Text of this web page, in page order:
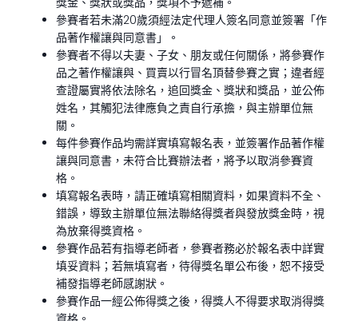
參賽者若未滿20歲須經法定代理人簽名同意並簽署「作
品著作權讓與同意書」。
參賽者不得以夫妻、子女、朋友或任何關係，將參賽作
品之著作權讓與、買賣以行冒名頂替參賽之實；違者經
查證屬實將依法除名，追回獎金、獎狀和獎品，並公佈
姓名，其觸犯法律應負之責自行承擔，與主辦單位無
關。
每件參賽作品均需詳實填寫報名表，並簽署作品著作權
讓與同意書，未符合比賽辦法者，將予以取消參賽資
格。
填寫報名表時，請正確填寫相關資料，如果資料不全、
錯誤，導致主辦單位無法聯絡得獎者與發放獎金時，視
為放棄得獎資格。
參賽作品若有指導老師者，參賽者務必於報名表中詳實
填妥資料；若無填寫者，待得獎名單公布後，恕不接受
補發指導老師感謝狀。
參賽作品一經公佈得獎之後，得獎人不得要求取消得獎